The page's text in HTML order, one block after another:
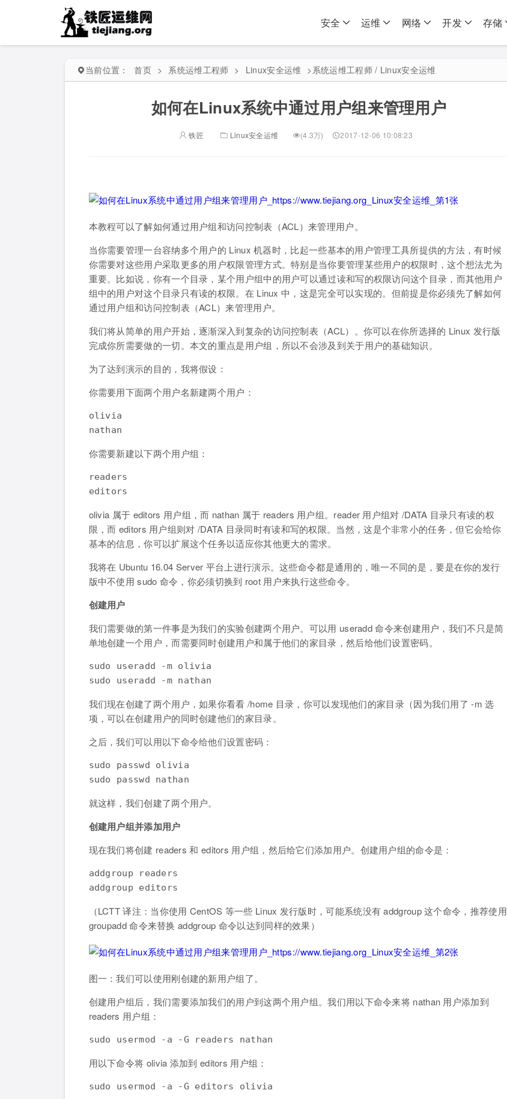
安全 运维 网络 开发 存储
当前位置： 首页 > 系统运维工程师 > Linux安全运维 >系统运维工程师 / Linux安全运维
如何在Linux系统中通过用户组来管理用户
铁匠 Linux安全运维 (4.3万) 2017-12-06 10:08:23
本教程可以了解如何通过用户组和访问控制表（ACL）来管理用户。
当你需要管理一台容纳多个用户的 Linux 机器时，比起一些基本的用户管理工具所提供的方法，有时候
你需要对这些用户采取更多的用户权限管理方式。特别是当你要管理某些用户的权限时，这个想法尤为
重要。比如说，你有一个目录，某个用户组中的用户可以通过读和写的权限访问这个目录，而其他用户
组中的用户对这个目录只有读的权限。在 Linux 中，这是完全可以实现的。但前提是你必须先了解如何
通过用户组和访问控制表（ACL）来管理用户。
我们将从简单的用户开始，逐渐深入到复杂的访问控制表（ACL）。你可以在你所选择的 Linux 发行版
完成你所需要做的一切。本文的重点是用户组，所以不会涉及到关于用户的基础知识。
为了达到演示的目的，我将假设：
你需要用下面两个用户名新建两个用户：
olivia
nathan
你需要新建以下两个用户组：
readers
editors
olivia 属于 editors 用户组，而 nathan 属于 readers 用户组。reader 用户组对 /DATA 目录只有读的权
限，而 editors 用户组则对 /DATA 目录同时有读和写的权限。当然，这是个非常小的任务，但它会给你
基本的信息，你可以扩展这个任务以适应你其他更大的需求。
我将在 Ubuntu 16.04 Server 平台上进行演示。这些命令都是通用的，唯一不同的是，要是在你的发行
版中不使用 sudo 命令，你必须切换到 root 用户来执行这些命令。
创建用户
我们需要做的第一件事是为我们的实验创建两个用户。可以用 useradd 命令来创建用户，我们不只是简
单地创建一个用户，而需要同时创建用户和属于他们的家目录，然后给他们设置密码。
sudo useradd -m olivia
sudo useradd -m nathan
我们现在创建了两个用户，如果你看看 /home 目录，你可以发现他们的家目录（因为我们用了 -m 选
项，可以在创建用户的同时创建他们的家目录。
之后，我们可以用以下命令给他们设置密码：
sudo passwd olivia
sudo passwd nathan
就这样，我们创建了两个用户。
创建用户组并添加用户
现在我们将创建 readers 和 editors 用户组，然后给它们添加用户。创建用户组的命令是：
addgroup readers
addgroup editors
（LCTT 译注：当你使用 CentOS 等一些 Linux 发行版时，可能系统没有 addgroup 这个命令，推荐使用
groupadd 命令来替换 addgroup 命令以达到同样的效果）
图一：我们可以使用刚创建的新用户组了。
创建用户组后，我们需要添加我们的用户到这两个用户组。我们用以下命令来将 nathan 用户添加到
readers 用户组：
sudo usermod -a -G readers nathan
用以下命令将 olivia 添加到 editors 用户组：
sudo usermod -a -G editors olivia